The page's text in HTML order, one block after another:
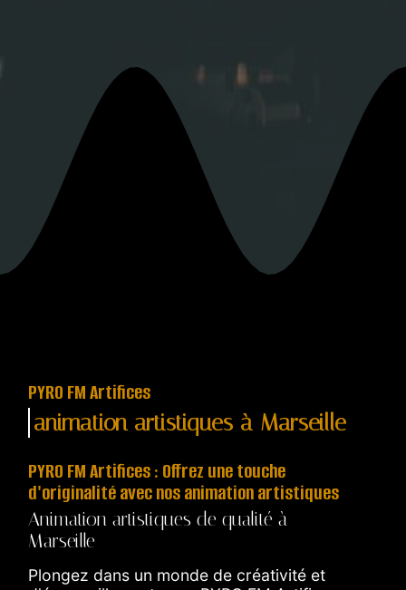
PYRO FM Artifices
animation artistiques à Marseille
PYRO FM Artifices : Offrez une touche
d'originalité avec nos animation artistiques
Animation artistiques de qualité à
Marseille
Plongez dans un monde de créativité et